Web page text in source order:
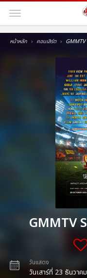
หน้าหลัก คอนเสิร์ต GMMTV
GMMTV
วันแสดง
วันเสาร์ที่ 23 ธันวาค